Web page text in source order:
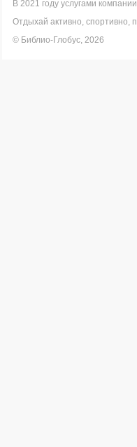
В 2021 году услугами
Отдыхай активно, спортивно,
© Библио-Глобус, 2026